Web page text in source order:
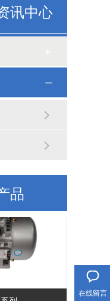
讯中心
品
列
列 在线留言